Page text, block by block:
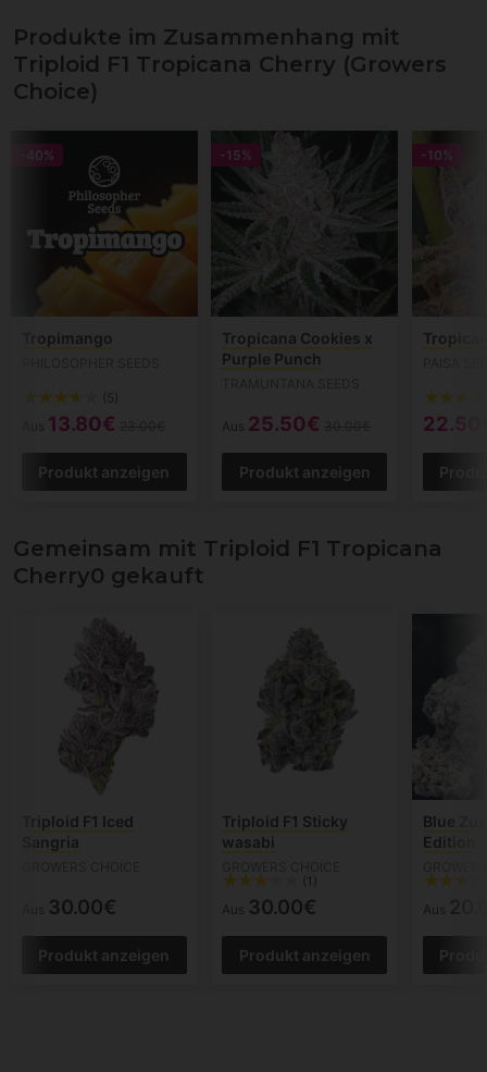
Produkte im Zusammenhang mit
Triploid F1 Tropicana Cherry (Growers
Choice)
-40%
Tropimango
(5)
13.80€
Produkt anzeigen
-15%
Tropicana Cookies x
Purple Punch
Aus 25.50€
Produkt anzeigen
-10%
Gemeinsam mit Triploid F1 Tropicana
Cherry0 gekauft
Triploid F1 Iced
Sangria
30.00€
Produkt anzeigen
Triploid F1 Sticky
wasabi
(1)
Aus 30.00€
Produkt anzeigen
Blue
Edition
Aus